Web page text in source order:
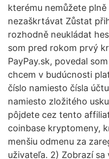
kterému nemůžete
nezaškrtávat Zůstat
rozhodně neukládat
som pred rokom prvý
PayPay.sk, povedal
chcem v budúcnosti
číslo namiesto čísla
namiesto zložitého
pôjdete cez tento
coinbase kryptomeny,
menšiu odmenu za
uživateľa. 2) Zobrazí